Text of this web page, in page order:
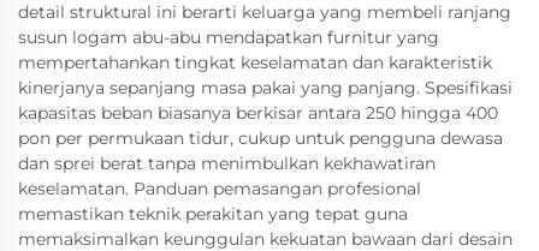
detail struktural ini berarti keluarga yang membeli ranjang
susun logam abu-abu mendapatkan furnitur yang
mempertahankan tingkat keselamatan dan karakteristik
kinerjanya sepanjang masa pakai yang panjang. Spesifikasi
kapasitas beban biasanya berkisar antara 250 hingga 400
pon per permukaan tidur, cukup untuk pengguna dewasa
dan sprei berat tanpa menimbulkan kekhawatiran
keselamatan. Panduan pemasangan profesional
memastikan teknik perakitan yang tepat guna
memaksimalkan keunggulan kekuatan bawaan dari desain